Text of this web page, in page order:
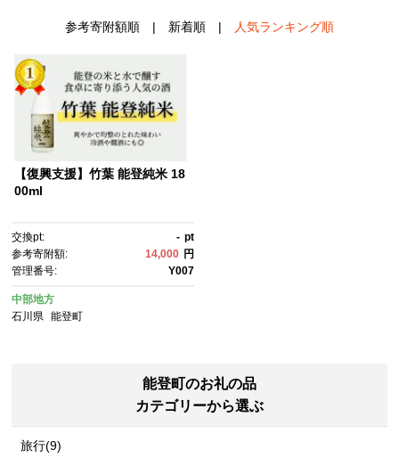
参考寄附額順| 新着順| 人気ランキング順
【復興支援】竹葉 能登純米 18
00ml
交換pt: - pt
参考寄附額:
14,000 円
管理番号:
Y007
中部地方
石川県
能登町
能登町のお礼の品
カテゴリーから選ぶ
旅行(9)